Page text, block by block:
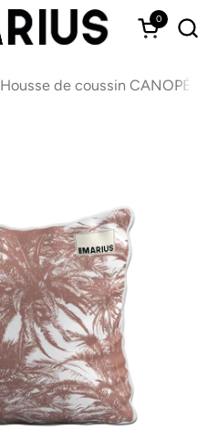
Ouvrir le
0
Housse de coussin CANOPÉE